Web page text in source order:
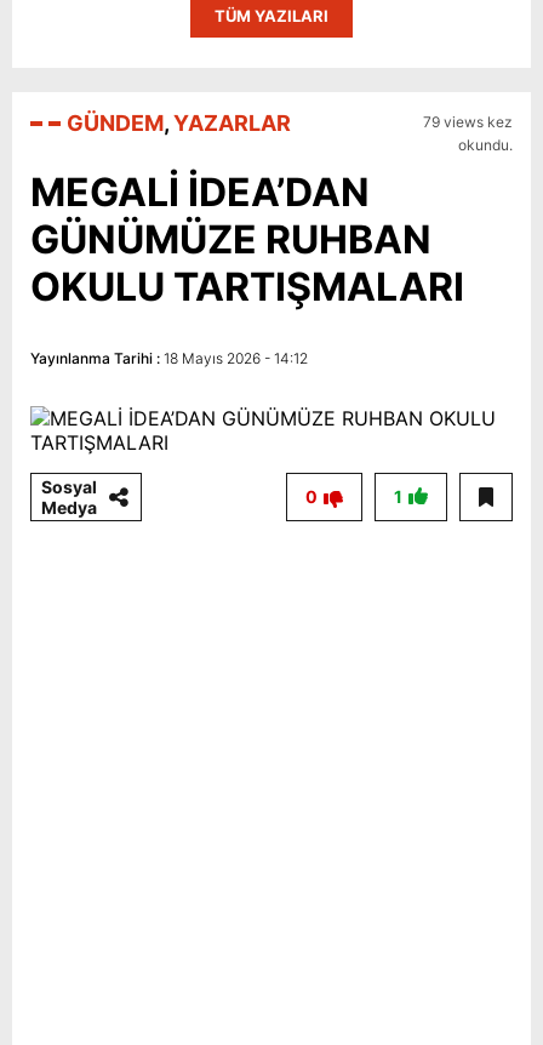
TÜM YAZILARI
GÜNDEM,YAZARLAR
79 views kez
okundu.
MEGALİ İDEA’DAN
GÜNÜMÜZE RUHBAN
OKULU TARTIŞMALARI
Yayınlanma Tarihi : 18 Mayıs 2026 - 14:12
Sosyal
Medya
1
0